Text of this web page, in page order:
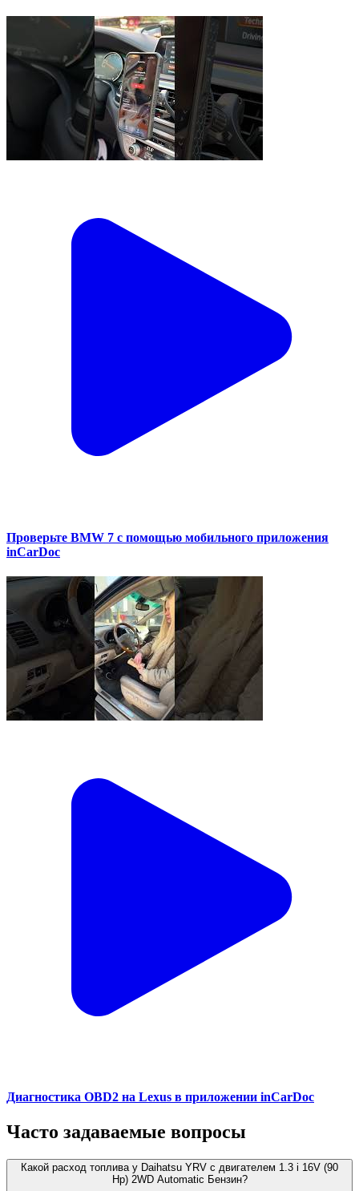
Проверьте BMW 7 с помощью мобильного приложения
inCarDoc
Диагностика OBD2 на Lexus в приложении inCarDoc
Часто задаваемые вопросы
Какой расход топлива у Daihatsu YRV с двигателем 1.3 i 16V (90
Hp) 2WD Automatic Бензин?